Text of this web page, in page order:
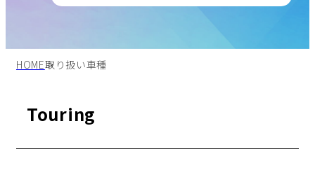
HOME取り扱い車種
Touring